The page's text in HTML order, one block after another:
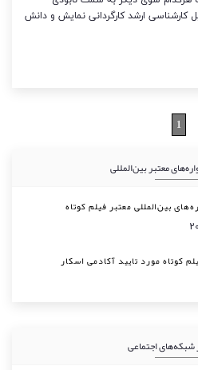
ارشد کارگردانی نمایش و دانش
1
معتبر بین‌المللی
بین‌المللی معتبر فیلم کوتاه
کوتاه مورد تایید آکادمی اسکار
شبکه‌های اجتماعی